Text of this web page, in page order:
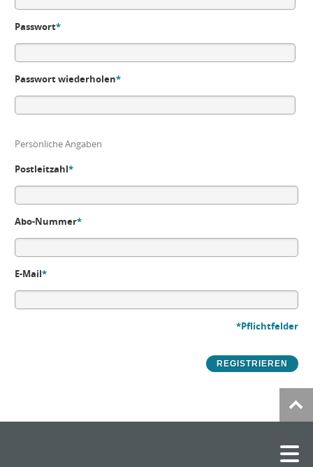
Passwort*
Passwort wiederholen*
Persönliche Angaben
Postleitzahl*
Abo-Nummer*
E-Mail*
*Pflichtfelder